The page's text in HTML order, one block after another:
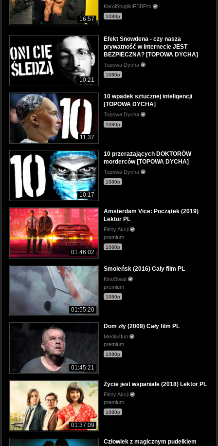
16:57
KarolStuglikIFBBPro
1080p
10:21
Efekt Snowdena - czy nasza
prywatność w Internecie JEST
BEZPIECZNA? [TOPOWA DYCHA]
Topowa Dycha
1080p
11:37
10 wpadek sztucznej inteligencji
[TOPOWA DYCHA]
Topowa Dycha
1080p
10:17
10 przerażających DOKTORÓW
morderców [TOPOWA DYCHA]
Topowa Dycha
1080p
01:46:02
Amsterdam Vice: Początek (2019)
Lektor PL
Filmy Akcji
premium
1080p
01:55:20
Smoleńsk (2016) Cały film PL
KinoSwiat
premium
1080p
01:45:21
Dom zły (2009) Cały film PL
Media4fun
premium
1080p
01:37:09
Życie jest wspaniałe (2018) Lektor PL
Filmy Akcji
premium
1080p
Człowiek z magicznym pudełkiem